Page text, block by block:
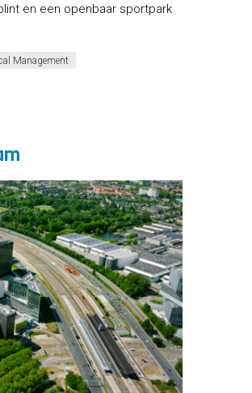
en een openbaar sportpark
Management